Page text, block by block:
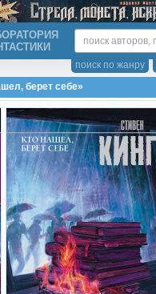
поиск по жанру
берет себе»